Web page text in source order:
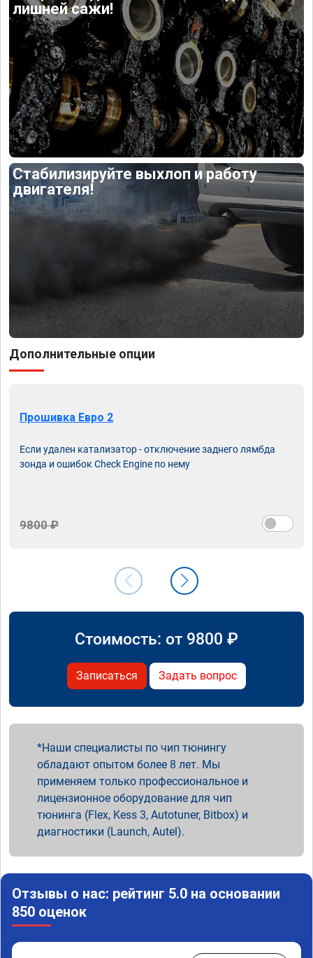
лишней сажи!
Стабилизируйте выхлоп и работу
двигателя!
Дополнительные опции
Прошивка Евро 2
Если удален катализатор - отключение заднего лямбда
зонда и ошибок Check Engine по нему
9800 ₽
Стоимость: от 9800 ₽
Записаться Задать вопрос
Наши специалисты по чип тюнингу
обладают опытом более 8 лет. Мы
применяем только профессиональное и
лицензионное оборудование для чип
тюнинга (Flex, Kess 3, Autotuner, Bitbox) и
диагностики (Launch, Autel).
Отзывы о нас: рейтинг 5.0 на основании
850 оценок